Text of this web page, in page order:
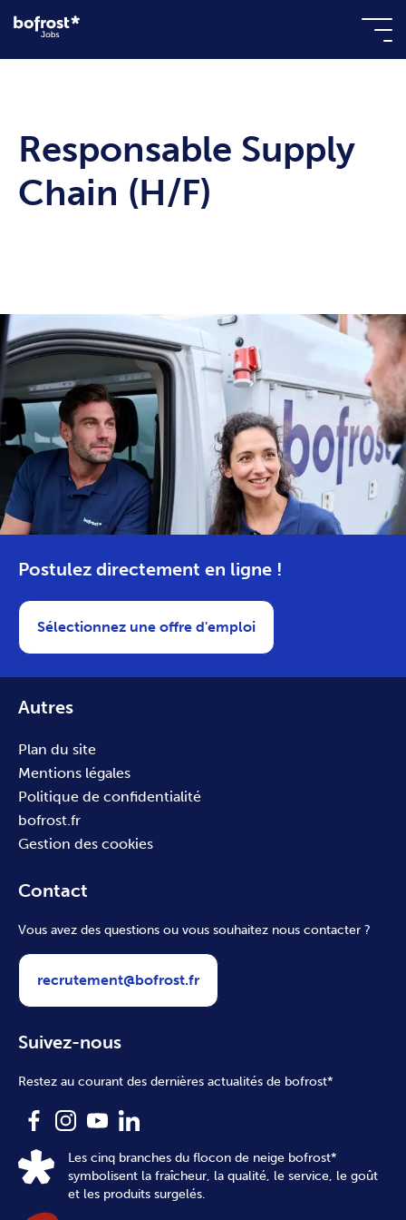
Responsable Supply
Chain (H/F)
Autres
Plan du site
Mentions légales
Politique de confidentialité
bofrost.fr
Gestion des cookies
Suivez-nous
Restez au courant des dernières actualités de bofrost*
Les cinq branches du flocon de neige bofrost*
symbolisent la fraîcheur, la qualité, le service, le goût
et les produits surgelés.
Contact
Vous avez des questions ou vous souhaitez nous contacter ?
recrutement@bofrost.fr
Postulez directement en ligne !
Sélectionnez une offre d'emploi